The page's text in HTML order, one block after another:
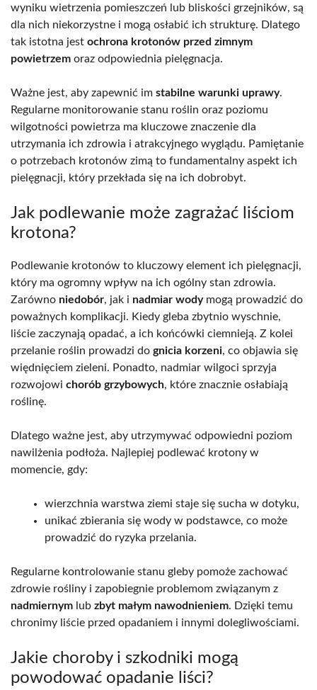
wyniku wietrzenia pomieszczeń lub bliskości grzejników, są
dla nich niekorzystne i mogą osłabić ich strukturę. Dlatego
tak istotna jest ochrona krotonów przed zimnym
powietrzem oraz odpowiednia pielęgnacja.
Ważne jest, aby zapewnić im stabilne warunki uprawy.
Regularne monitorowanie stanu roślin oraz poziomu
wilgotności powietrza ma kluczowe znaczenie dla
utrzymania ich zdrowia i atrakcyjnego wyglądu. Pamiętanie
o potrzebach krotonów zimą to fundamentalny aspekt ich
pielęgnacji, który przekłada się na ich dobrobyt.
Jak podlewanie może zagrażać liściom
krotona?
Podlewanie krotonów to kluczowy element ich pielęgnacji,
który ma ogromny wpływ na ich ogólny stan zdrowia.
Zarówno niedobór, jak i nadmiar wodymogą prowadzić do
poważnych komplikacji. Kiedy gleba zbytnio wyschnie,
liście zaczynają opadać, a ich końcówki ciemnieją. Z kolei
przelanie roślin prowadzi do gnicia korzeni, co objawia się
więdnięciem zieleni. Ponadto, nadmiar wilgoci sprzyja
rozwojowi chorób grzybowych, które znacznie osłabiają
roślinę.
Dlatego ważne jest, aby utrzymywać odpowiedni poziom
nawilżenia podłoża. Najlepiej podlewać krotony w
momencie, gdy:
wierzchnia warstwa ziemi staje się sucha w dotyku,
unikać zbierania się wody w podstawce, co może
prowadzić do ryzyka przelania.
Regularne kontrolowanie stanu gleby pomoże zachować
zdrowie rośliny i zapobiegnie problemom związanym z
nadmiernym lub zbyt małym nawodnieniem. Dzięki temu
chronimy liście przed opadaniem i innymi dolegliwościami.
Jakie choroby i szkodniki mogą
powodować opadanie liści?